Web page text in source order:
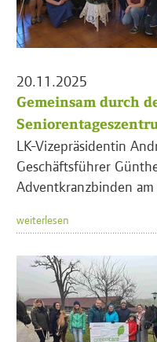
20.11.2025
Gemeinsam durch
LK-Vizepräsidentin
Geschäftsführer
Adventkranzbinden
weiterlesen